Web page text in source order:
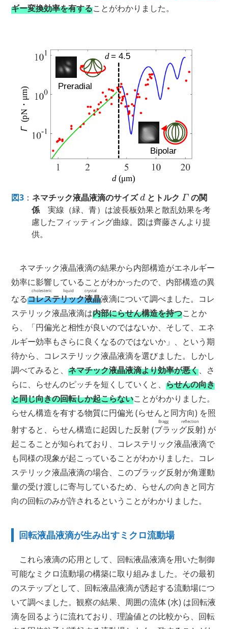
ギー変換効率を有することがわかりました。
図3 ：ネマチック液晶液滴のサイズ とトルク
の関
係実線（緑、青）は波長板効果と散乱効果を考
慮したフィッティング曲線。図は齊藤さんより提
供。
ネマチック液晶液滴の結果から内部構造がエネルギー
効率に影響していることがわかったので、内部構造の異
なるコレステリック液晶
cholesteric liquid crystal
液滴について調べました。コレ
ステリック液晶液滴は内部にらせん構造を持つことか
ら、「円偏光と相性が良いのではないか、そして、エネ
ルギー効率もさらに良くなるのではないか」、という期
待から、コレステリック液晶液滴を選びました。しかし
調べてみると、ネマチック液晶液滴より効率が悪く、さ
らに、らせんのピッチを短くしていくと、らせんの向き
と同じ向きの回転しか起こらないことがわかりました。
らせん構造を有する物質に円偏光 (らせんと同方向) を照
射すると、らせん構造に起因した反射(ブラッグ反射
Bragg reflection
) が
起こることが知られており、コレステリック液晶液滴で
も同様の現象が起こっていることがわかりました。コレ
ステリック液晶液滴の場合、このブラッグ反射が角運動
量の受け渡しに寄与しているため、らせんの向きと同方
向の回転のみが許されるということがわかりました。
回転液晶液滴が生み出すミクロ流動場
これら液滴の応用として、回転液晶液滴を用いた制御
可能なミクロ流動場の構築に取り組みました。その最初
のステップとして、回転液晶液滴が誘起する流動場につ
いて調べました。観察の結果、周囲の流体 (水) は回転液
滴を回るように流れており、理論値との比較から、回転